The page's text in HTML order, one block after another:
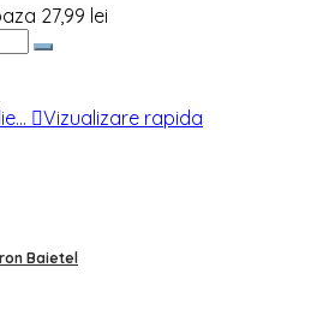
27,99 lei
Vizualizare rapida
Baietel